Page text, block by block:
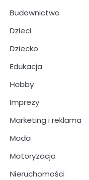
Budownictwo
Dzieci
Dziecko
Edukacja
Hobby
Imprezy
Marketing i reklama
Moda
Motoryzacja
Nieruchomości